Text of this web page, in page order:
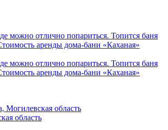
можно отлично попариться. Топится баня
аренды дома-бани «Каханая»
можно отлично попариться. Топится баня
аренды дома-бани «Каханая»